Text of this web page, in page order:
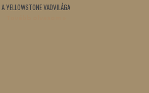
A YELLOWSTONE VADVILÁGA